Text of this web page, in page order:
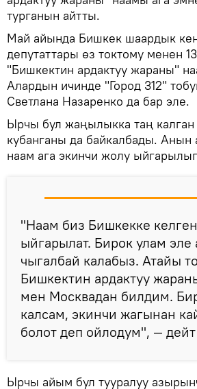
турганын айтты.
Май айында Бишкек шаардык
депутаттары өз токтому менен
"Бишкектин ардактуу жараны"
Алардын ичинде "Город 312"
Светлана Назаренко да бар эле.
Ырчы бул жаңылыкка таң
кубанганы да байкалбады. Анын
наам ага экинчи жолу
"Наам биз Бишкекке
ыйгарылат. Бирок улам эле
чыгалбай калабыз. Атайы
Бишкектин ардактуу
мен Москвадан билдим.
калсам, экинчи жагынан
болот деп ойлодум", —
Ырчы айым бул тууралуу